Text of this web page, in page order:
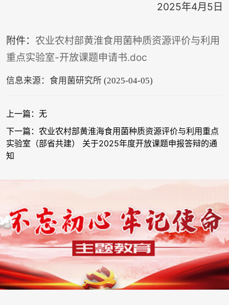
2025年4月5日
附件： 农业农村部黄淮食用菌种质资源评价与利用
重点实验室-开放课题申请书.doc
信息来源：食用菌研究所 (2025-04-05)
上一篇：无
下一篇：农业农村部黄淮海食用菌种质资源评价与利用重点
实验室（部省共建） 关于2025年度开放课题申报答辩的通
知